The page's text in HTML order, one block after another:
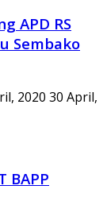
APD RS
Sembako
30 April,
BAPP